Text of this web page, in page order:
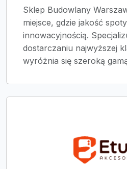
Sklep Budowlany
miejsce, gdzie jakość
innowacyjnością.
dostarczaniu najwyższej
wyróżnia się szeroką